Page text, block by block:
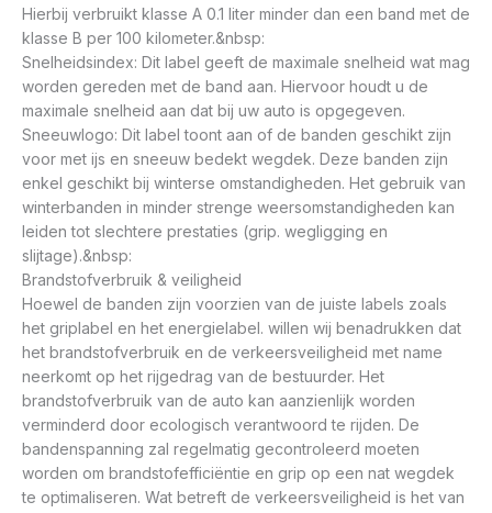
Hierbij verbruikt klasse A 0.1 liter minder dan een band met de
klasse B per 100 kilometer.&nbsp:
Snelheidsindex: Dit label geeft de maximale snelheid wat mag
worden gereden met de band aan. Hiervoor houdt u de
maximale snelheid aan dat bij uw auto is opgegeven.
Sneeuwlogo: Dit label toont aan of de banden geschikt zijn
voor met ijs en sneeuw bedekt wegdek. Deze banden zijn
enkel geschikt bij winterse omstandigheden. Het gebruik van
winterbanden in minder strenge weersomstandigheden kan
leiden tot slechtere prestaties (grip. wegligging en
slijtage).&nbsp:
Brandstofverbruik & veiligheid
Hoewel de banden zijn voorzien van de juiste labels zoals
het griplabel en het energielabel. willen wij benadrukken dat
het brandstofverbruik en de verkeersveiligheid met name
neerkomt op het rijgedrag van de bestuurder. Het
brandstofverbruik van de auto kan aanzienlijk worden
verminderd door ecologisch verantwoord te rijden. De
bandenspanning zal regelmatig gecontroleerd moeten
worden om brandstofefficiëntie en grip op een nat wegdek
te optimaliseren. Wat betreft de verkeersveiligheid is het van